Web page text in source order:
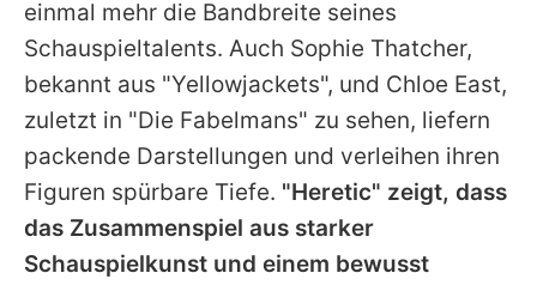
einmal mehr die Bandbreite seines
Schauspieltalents. Auch Sophie Thatcher,
bekannt aus "Yellowjackets", und Chloe East,
zuletzt in "Die Fabelmans" zu sehen, liefern
packende Darstellungen und verleihen ihren
Figuren spürbare Tiefe. "Heretic" zeigt, dass
das Zusammenspiel aus starker
Schauspielkunst und einem bewusst